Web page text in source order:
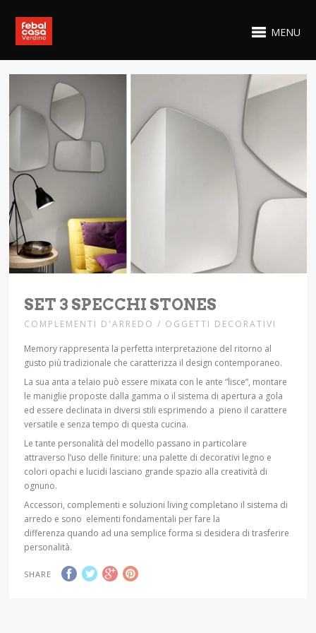
MENU
SET 3 SPECCHI STONES
COMPLEMENTI D'ARREDO / OGGETTI DECORATIVI
Memory rappresenta la perfetta interpretazione del ritorno al
gusto più tradizionale che caratterizza il design contemporaneo.
La sua anta a telaio può essere mixata con le ante “lisce”, montare
le maniglie proposte dalla gamma o il sistema di apertura a gola
ed essere declinata in diversi stili esprimendo a pieno il carattere
versatile e senza tempo di questa cucina.
Le tante personalità del modello passano in particolare
attraverso l’uso delle finiture: una palette di decorativi legno e
colori opachi e lucidi lasciano grande spazio alla creatività di
ognuno.
Accessori, complementi e soluzioni living completano il sistema di
arredo e sono elementi fondamentali per fare la
differenza quando ad una semplice forma si desidera di trasferire
personalità.
SHARE